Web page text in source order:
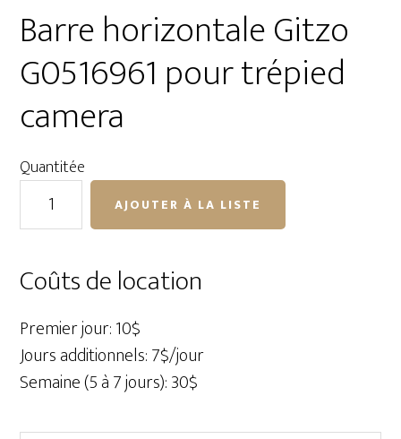
Barre horizontale Gitzo
G0516961 pour trépied
camera
Quantitée
quantité
horizontale
G0516961
pour
trépied
AJOUTER À LA LISTE
Coûts de location
Premier jour: 10$
Jours additionnels: 7$/jour
Semaine (5 à 7 jours): 30$